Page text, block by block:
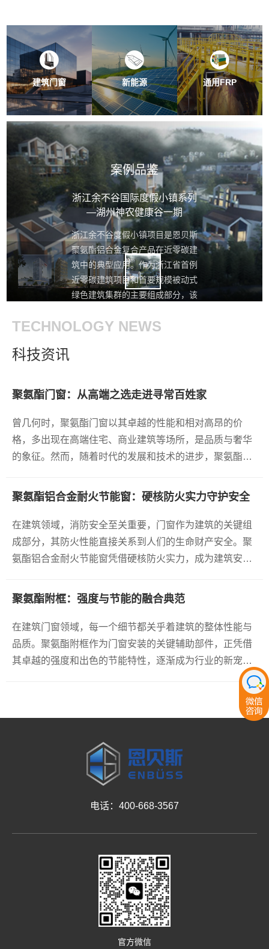
建筑门窗 新能源 通用FRP
案例品鉴
浙江余不谷国际度假小镇系列
—湖州神农健康谷一期
浙江余不谷度假小镇项目是恩贝斯
聚氨酯铝合金复合产品在近零碳建
筑中的典型应用。作为浙江省首例
近零碳建筑项目和首要规模被动式
绿色建筑集群的主要组成部分，该
保温要求。恩贝斯EBS90系列聚氨
供了关键支撑。该项目的成功实
低碳建筑发展的代表性案例。
了解更多
TECHNOLOGY NEWS
科技资讯
聚氨酯门窗：从高端之选走进寻常百姓家
曾几何时，聚氨酯门窗以其卓越的性能和相对高昂的价
格，多出现在高端住宅、商业建筑等场所，是品质与奢华
的象征。然而，随着时代的发展和技术的进步，聚氨酯门
庭带来前所未有的居住体验。
聚氨酯铝合金耐火节能窗：硬核防火实力守护安全
在建筑领域，消防安全至关重要，门窗作为建筑的关键组
成部分，其防火性能直接关系到人们的生命财产安全。聚
氨酯铝合金耐火节能窗凭借硬核防火实力，成为建筑安全
聚氨酯附框：强度与节能的融合典范
在建筑门窗领域，每一个细节都关乎着建筑的整体性能与
品质。聚氨酯附框作为门窗安装的关键辅助部件，正凭借
其卓越的强度和出色的节能特性，逐渐成为行业的新宠，
为建筑节能和门窗的稳定安装带来了全新的解决方案。
电话：400-668-3567
官方微信